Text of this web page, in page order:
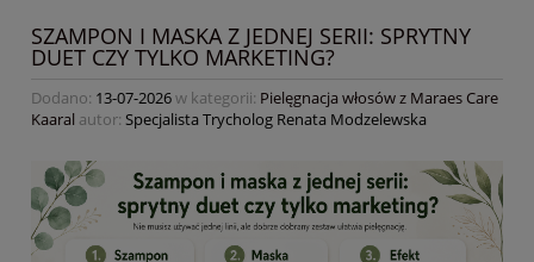
SZAMPON I MASKA Z JEDNEJ SERII: SPRYTNY
DUET CZY TYLKO MARKETING?
Dodano: 13-07-2026w kategorii: Pielęgnacja włosów z Maraes Care
Kaaral autor: Specjalista Trycholog Renata Modzelewska